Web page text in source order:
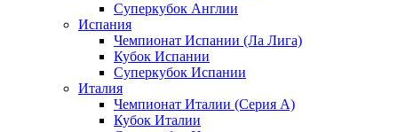
Суперкубок Англии
Испания
Чемпионат Испании (Ла Лига)
Кубок Испании
Суперкубок Испании
Италия
Чемпионат Италии (Серия А)
Кубок Италии